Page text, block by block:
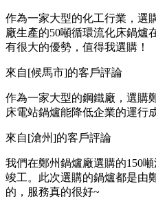
作為一家大型的化工行業，選
廠生產的50噸循環流化床鍋爐
有很大的優勢，值得我選購！
來自[候馬市]的客戶評論
作為一家大型的鋼鐵廠，選購
床電站鍋爐能降低企業的運行
來自[滄州]的客戶評論
我們在鄭州鍋爐廠選購的150
竣工。此次選購的鍋爐都是由
的，服務真的很好~